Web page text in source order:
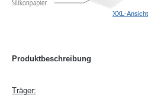
XXL-Ansicht
Produktbeschreibung
Träger: